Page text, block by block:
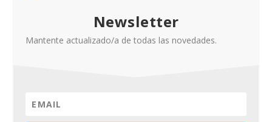
Newsletter
Mantente actualizado/a de todas las novedades.